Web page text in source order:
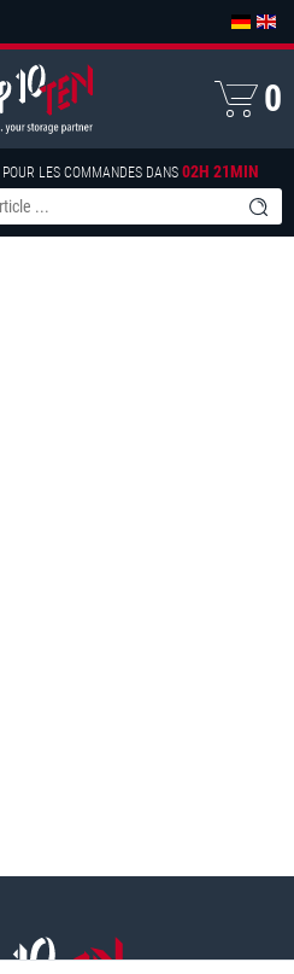
POUR LES COMMANDES DANS 02H 21MIN
0